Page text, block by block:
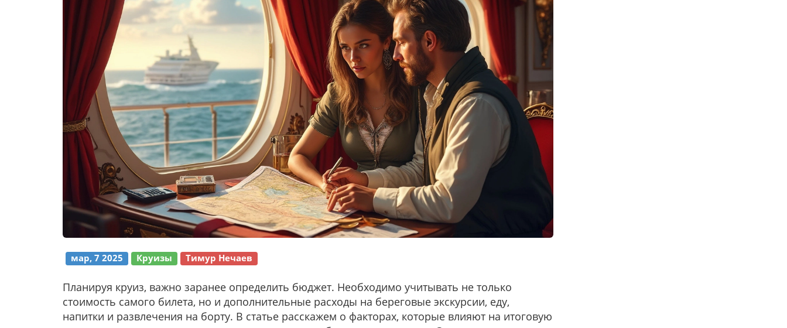
мар, 7 2025 Круизы Тимур Нечаев
Планируя круиз, важно заранее определить бюджет. Необходимо учитывать не только
стоимость самого билета, но и дополнительные расходы на береговые экскурсии, еду,
напитки и развлечения на борту. В статье расскажем о факторах, которые влияют на итоговую